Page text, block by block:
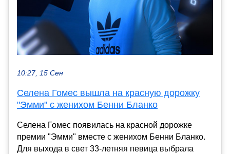
10:27, 15 Сен
Селена Гомес вышла на красную дорожку
"Эмми" с женихом Бенни Бланко
Селена Гомес появилась на красной дорожке
премии "Эмми" вместе с женихом Бенни Бланко.
Для выхода в свет 33-летняя певица выбрала